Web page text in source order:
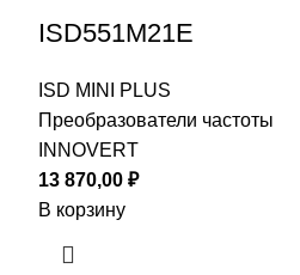
ISD551M21E
ISD MINI PLUS
Преобразователи частоты
INNOVERT
13 870,00 ₽
В корзину